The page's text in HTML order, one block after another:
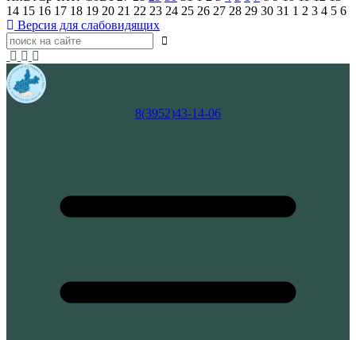
14 15 16 17 18 19 20 21 22 23 24 25 26 27 28 29 30 31 1 2 3 4 5 6
Версия для слабовидящих
8(3952)43-14-06